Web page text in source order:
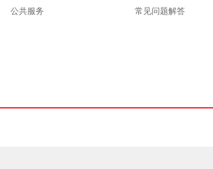
公共服务 常见问题解答